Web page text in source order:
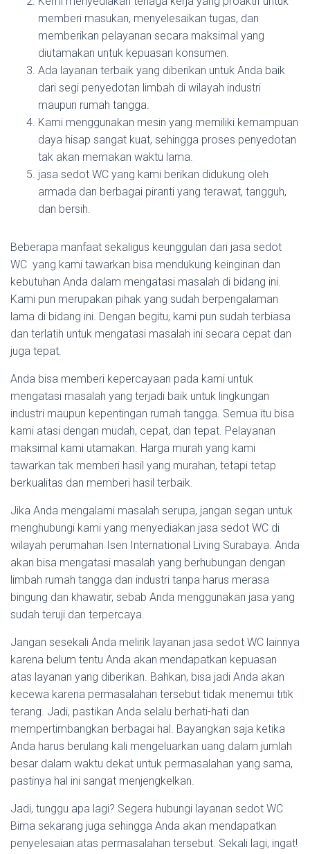
memberi masukan, menyelesaikan tugas, dan
memberikan pelayanan secara maksimal yang
diutamakan untuk kepuasan konsumen.
Ada layanan terbaik yang diberikan untuk Anda baik
dari segi penyedotan limbah di wilayah industri
maupun rumah tangga.
Kami menggunakan mesin yang memiliki kemampuan
daya hisap sangat kuat, sehingga proses penyedotan
tak akan memakan waktu lama.
jasa sedot WC yang kami berikan didukung oleh
armada dan berbagai piranti yang terawat, tangguh,
dan bersih.
Beberapa manfaat sekaligus keunggulan dari jasa sedot
WC yang kami tawarkan bisa mendukung keinginan dan
kebutuhan Anda dalam mengatasi masalah di bidang ini.
Kami pun merupakan pihak yang sudah berpengalaman
lama di bidang ini. Dengan begitu, kami pun sudah terbiasa
dan terlatih untuk mengatasi masalah ini secara cepat dan
juga tepat.
Anda bisa memberi kepercayaan pada kami untuk
mengatasi masalah yang terjadi baik untuk lingkungan
industri maupun kepentingan rumah tangga. Semua itu bisa
kami atasi dengan mudah, cepat, dan tepat. Pelayanan
maksimal kami utamakan. Harga murah yang kami
tawarkan tak memberi hasil yang murahan, tetapi tetap
berkualitas dan memberi hasil terbaik.
Jika Anda mengalami masalah serupa, jangan segan untuk
menghubungi kami yang menyediakan jasa sedot WC di
wilayah perumahan Isen International Living Surabaya. Anda
akan bisa mengatasi masalah yang berhubungan dengan
limbah rumah tangga dan industri tanpa harus merasa
bingung dan khawatir, sebab Anda menggunakan jasa yang
sudah teruji dan terpercaya.
Jangan sesekali Anda melirik layanan jasa sedot WC lainnya
karena belum tentu Anda akan mendapatkan kepuasan
atas layanan yang diberikan. Bahkan, bisa jadi Anda akan
kecewa karena permasalahan tersebut tidak menemui titik
terang. Jadi, pastikan Anda selalu berhati-hati dan
mempertimbangkan berbagai hal. Bayangkan saja ketika
Anda harus berulang kali mengeluarkan uang dalam jumlah
besar dalam waktu dekat untuk permasalahan yang sama,
pastinya hal ini sangat menjengkelkan.
Jadi, tunggu apa lagi? Segera hubungi layanan sedot WC
Bima sekarang juga sehingga Anda akan mendapatkan
penyelesaian atas permasalahan tersebut. Sekali lagi, ingat!